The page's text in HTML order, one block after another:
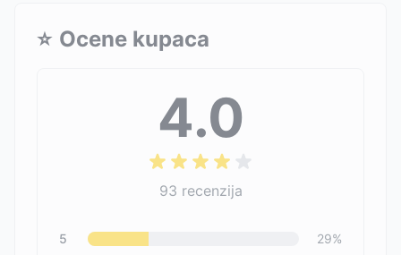
⭐ Ocene kupaca
4.0
93 recenzija
5 29%